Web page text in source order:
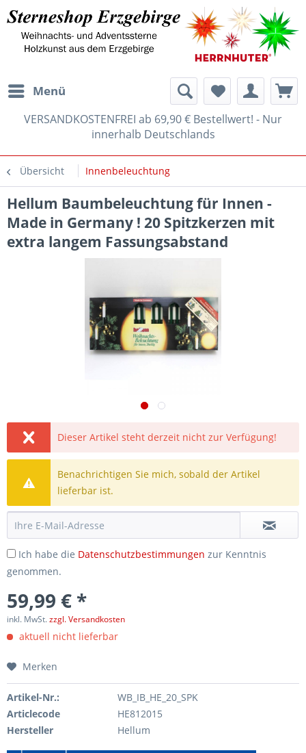
Menü
VERSANDKOSTENFREI ab 69,90 € Bestellwert! - Nur
innerhalb Deutschlands
Übersicht Innenbeleuchtung
Hellum Baumbeleuchtung für Innen -
Made in Germany ! 20 Spitzkerzen mit
extra langem Fassungsabstand
Dieser Artikel steht derzeit nicht zur Verfügung!
Benachrichtigen Sie mich, sobald der Artikel
lieferbar ist.
Ich habe die Datenschutzbestimmungen zur Kenntnis
genommen.
59,99 € *
inkl. MwSt.zzgl. Versandkosten
aktuell nicht lieferbar
Merken
Artikel-Nr.:
WB_IB_HE_20_SPK
Articlecode
HE812015
Hersteller
Hellum